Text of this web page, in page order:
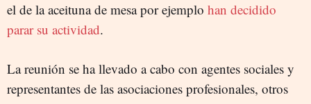
el de la aceituna de mesa por ejemplo han decidido
parar su actividad.
La reunión se ha llevado a cabo con agentes sociales y
representantes de las asociaciones profesionales, otros